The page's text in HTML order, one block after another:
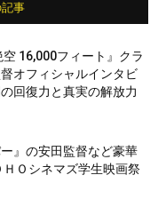
事
空 16,000フィート』クラ
オフィシャルインタビ
回復力と真実の解放力
ー』の安田監督など豪華
Ｏシネマズ学生映画祭